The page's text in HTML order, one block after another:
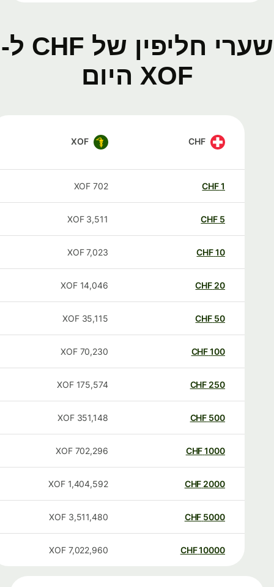
שערי חליפין של CHF ל-
XOF היום
CHF
XOF
CHF
702
XOF
CHF
3,511
XOF
CHF
7,023
XOF
20
CHF
14,046
XOF
50
CHF
35,115
XOF
100
CHF
70,230
XOF
250
CHF
175,574
XOF
500
CHF
351,148
XOF
1000
CHF
702,296
XOF
2000
CHF
1,404,592
XOF
5000
CHF
3,511,480
XOF
10000
CHF
7,022,960
XOF